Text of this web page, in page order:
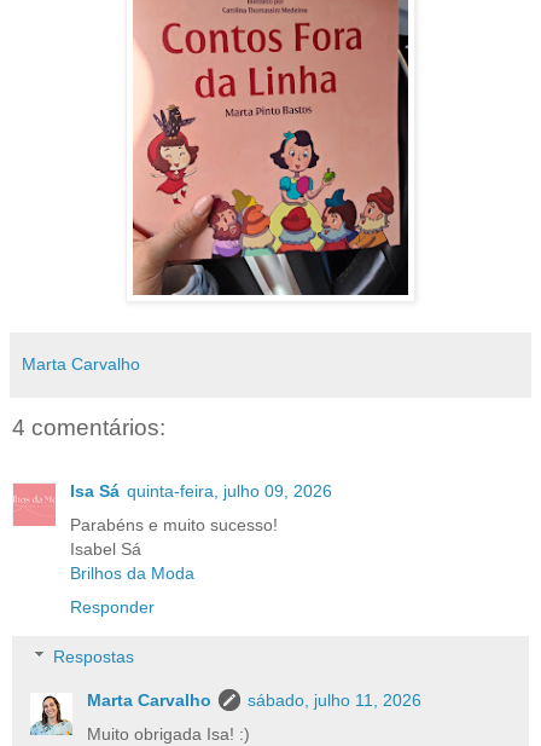
Marta Carvalho
4 comentários:
Isa Sá quinta-feira, julho 09, 2026
Parabéns e muito sucesso!
Isabel Sá
Brilhos da Moda
Responder
Respostas
Marta Carvalho
sábado, julho 11, 2026
Muito obrigada Isa! :)